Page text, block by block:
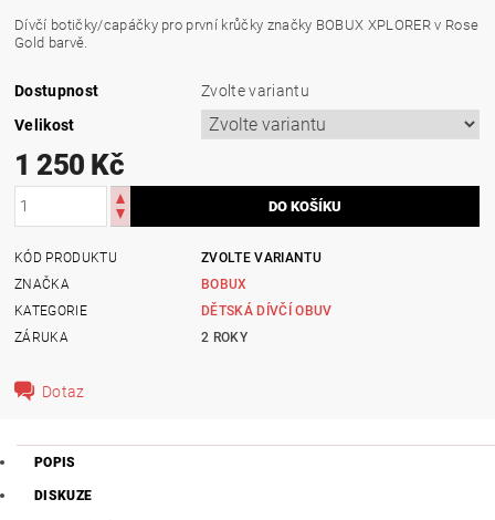
Dívčí botičky/capáčky pro první krůčky značky BOBUX XPLORER v Rose
Gold barvě.
Dostupnost
Zvolte variantu
Velikost
1 250 Kč
KÓD PRODUKTU
ZVOLTE VARIANTU
ZNAČKA
BOBUX
KATEGORIE
DĚTSKÁ DÍVČÍ OBUV
ZÁRUKA
2 ROKY
Dotaz
POPIS
DISKUZE